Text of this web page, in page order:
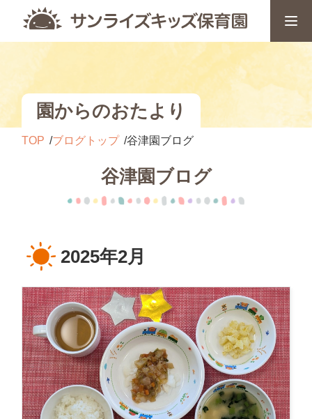
園からのおたより
TOP ブログトップ 谷津園ブログ
谷津園ブログ
2025年2月